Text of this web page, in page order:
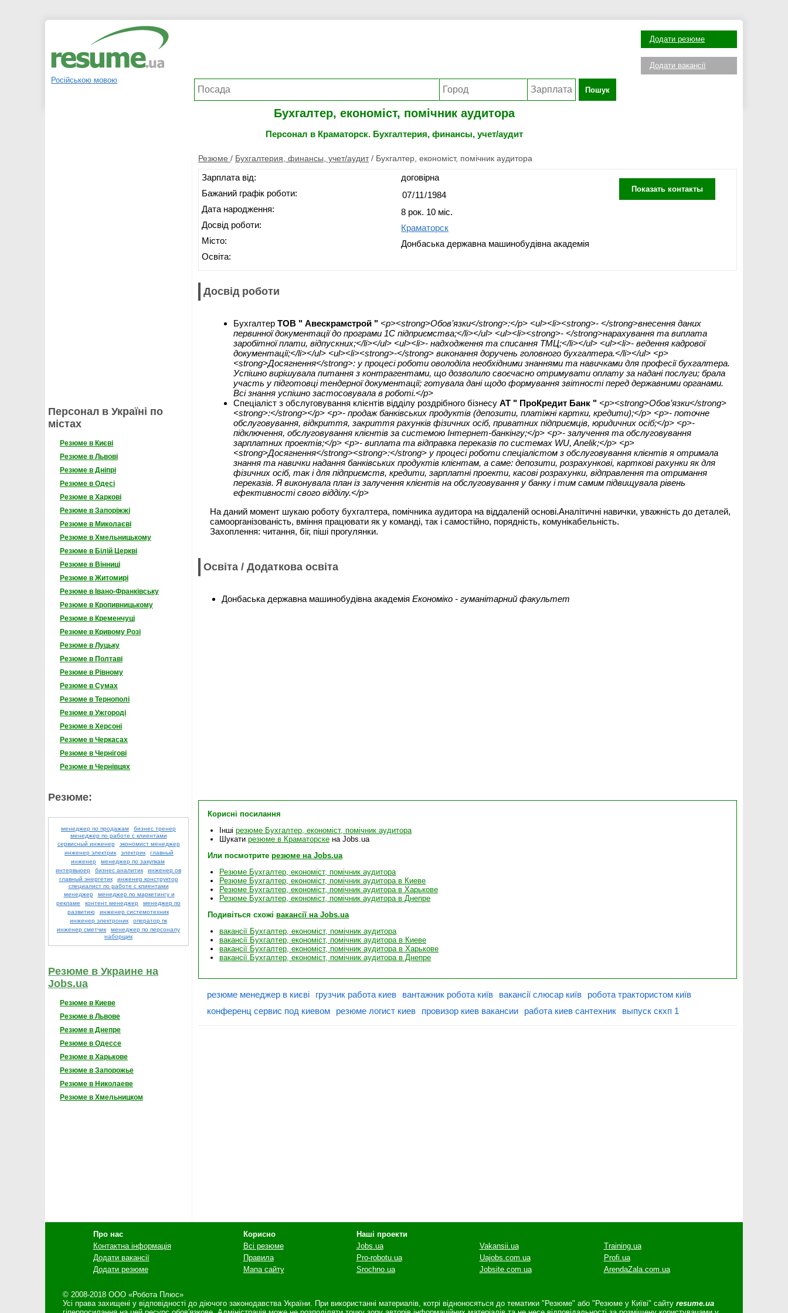
Російською мовою
Пошук
Додати резюме
Додати вакансії
Бухгалтер, економіст, помічник аудитора
Персонал в Краматорск. Бухгалтерия, финансы, учет/аудит
Персонал в Україні по
містах
Резюме в Києві
Резюме в Львові
Резюме в Дніпрі
Резюме в Одесі
Резюме в Харкові
Резюме в Запоріжжі
Резюме в Миколаєві
Резюме в Хмельницькому
Резюме в Білій Церкві
Резюме в Вінниці
Резюме в Житомирі
Резюме в Івано-Франківську
Резюме в Кропивницькому
Резюме в Кременчуці
Резюме в Кривому Розі
Резюме в Луцьку
Резюме в Полтаві
Резюме в Рівному
Резюме в Сумах
Резюме в Тернополі
Резюме в Ужгороді
Резюме в Херсоні
Резюме в Черкасах
Резюме в Чернігові
Резюме в Чернівцях
Резюме:
менеджер по продажам
бизнес тренер
менеджер по работе с клиентами
сервисный инженер
экономист менеджер
инженер электрик
электрик
главный
инженер
менеджер по закупкам
интервьюер
бизнес аналитик
инженер ов
главный энергетик
инженер конструктор
специалист по работе с клиентами
менеджер
менеджер по маркетингу и
рекламе
контент менеджер
менеджер по
развитию
инженер системотехник
инженер электроник
оператор пк
инженер сметчик
менеджер по персоналу
наборщик
Резюме в Украине на
Jobs.ua
Резюме в Киеве
Резюме в Львове
Резюме в Днепре
Резюме в Одессе
Резюме в Харькове
Резюме в Запорожье
Резюме в Николаеве
Резюме в Хмельницком
Резюме / Бухгалтерия, финансы, учет/аудит / Бухгалтер, економіст, помічник аудитора
Зарплата від:
Бажаний графік роботи:
Дата народження:
Досвід роботи:
Місто:
Освіта:
договірна
8 рок. 10 міс.
Краматорск
Донбаська державна машинобудівна академія
Показать контакты
Досвід роботи
Бухгалтер ТОВ " Авескрамстрой " <p><strong>Обов’язки</strong>:</p> <ul><li><strong>- </strong>внесення даних
первинної документації до програми 1С підприємства;</li></ul> <ul><li><strong>- </strong>нарахування та виплата
заробітної плати, відпускних;</li></ul> <ul><li>- надходження та списання ТМЦ;</li></ul> <ul><li>- ведення кадрової
документації;</li></ul> <ul><li><strong>-</strong> виконання доручень головного бухгалтера.</li></ul> <p>
<strong>Досягнення</strong>: у процесі роботи оволоділа необхідними знаннями та навичками для професії бухгалтера.
Успішно вирішувала питання з контрагентами, що дозволило своєчасно отримувати оплату за надані послуги; брала
участь у підготовці тендерної документації; готувала дані щодо формування звітності перед державними органами.
Всі знання успішно застосовувала в роботі.</p>
Спеціаліст з обслуговування клієнтів відділу роздрібного бізнесу АТ " ПроКредит Банк " <p><strong>Обов’язки</strong>
<strong>:</strong></p> <p>- продаж банківських продуктів (депозити, платіжні картки, кредити);</p> <p>- поточне
обслуговування, відкриття, закриття рахунків фізичних осіб, приватних підприємців, юридичних осіб;</p> <p>-
підключення, обслуговування клієнтів за системою Інтернет-банкінгу;</p> <p>- залучення та обслуговування
зарплатних проектів;</p> <p>- виплата та відправка переказів по системах WU, Anelik;</p> <p>
<strong>Досягнення</strong><strong>:</strong> у процесі роботи спеціалістом з обслуговування клієнтів я отримала
знання та навички надання банківських продуктів клієнтам, а саме: депозити, розрахункові, карткові рахунки як для
фізичних осіб, так і для підприємств, кредити, зарплатні проекти, касові розрахунки, відправлення та отримання
переказів. Я виконувала план із залучення клієнтів на обслуговування у банку і тим самим підвищувала рівень
ефективності свого відділу.</p>
На даний момент шукаю роботу бухгалтера, помічника аудитора на віддаленій основі.Аналітичні навички, уважність до деталей,
самоорганізованість, вміння працювати як у команді, так і самостійно, порядність, комунікабельність.
Захоплення: читання, біг, піші прогулянки.
Освіта / Додаткова освіта
Донбаська державна машинобудівна академія Економіко - гуманітарний факультет
Корисні посилання
Інші резюме Бухгалтер, економіст, помічник аудитора
Шукати резюме в Краматорске на Jobs.ua
Или посмотрите резюме на Jobs.ua
Резюме Бухгалтер, економіст, помічник аудитора
Резюме Бухгалтер, економіст, помічник аудитора в Киеве
Резюме Бухгалтер, економіст, помічник аудитора в Харькове
Резюме Бухгалтер, економіст, помічник аудитора в Днепре
Подивіться схожі вакансії на Jobs.ua
вакансії Бухгалтер, економіст, помічник аудитора
вакансії Бухгалтер, економіст, помічник аудитора в Киеве
вакансії Бухгалтер, економіст, помічник аудитора в Харькове
вакансії Бухгалтер, економіст, помічник аудитора в Днепре
резюме менеджер в києві грузчик работа киев вантажник робота київ вакансії слюсар київ
робота трактористом київ
конференц сервис под киевом
резюме логист киев провизор киев вакансии работа киев сантехник выпуск скхп 1
Про нас
Контактна інформація
Додати вакансії
Додати резюме
Корисно
Всі резюме
Правила
Мапа сайту
Наші проекти
Jobs.ua
Pro-robotu.ua
Srochno.ua
Vakansii.ua
Uajobs.com.ua
Jobsite.com.ua
Training.ua
Profi.ua
ArendaZala.com.ua
© 2008-2018 ООО «Робота Плюс»
Усі права захищені у відповідності до діючого законодавства України. При використанні материалів, котрі відноносяться до тематики "Резюме" або "Резюме у Київі" сайту resume.ua